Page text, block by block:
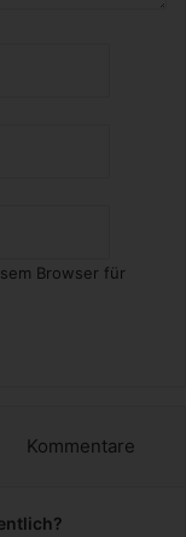
Browser für
Kommentare